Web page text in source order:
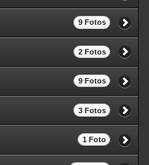
9 Fotos
2 Fotos
9 Fotos
3 Fotos
1 Foto